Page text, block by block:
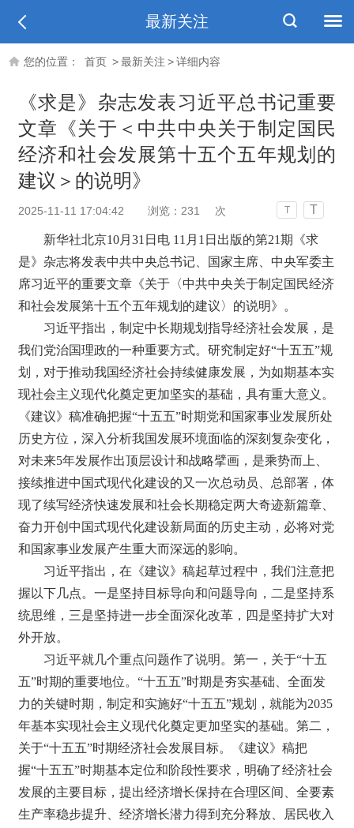
最新关注
您的位置： 首页 >最新关注 >详细内容
《求是》杂志发表习近平总书记重要
文章《关于＜中共中央关于制定国民
经济和社会发展第十五个五年规划的
建议＞的说明》
2025-11-11 17:04:42 浏览： 231 次 T T
新华社北京10月31日电 11月1日出版的第21期《求
是》杂志将发表中共中央总书记、国家主席、中央军委主
席习近平的重要文章《关于〈中共中央关于制定国民经济
和社会发展第十五个五年规划的建议〉的说明》。
习近平指出，制定中长期规划指导经济社会发展，是
我们党治国理政的一种重要方式。研究制定好“十五五”规
划，对于推动我国经济社会持续健康发展，为如期基本实
现社会主义现代化奠定更加坚实的基础，具有重大意义。
《建议》稿准确把握“十五五”时期党和国家事业发展所处
历史方位，深入分析我国发展环境面临的深刻复杂变化，
对未来5年发展作出顶层设计和战略擘画，是乘势而上、
接续推进中国式现代化建设的又一次总动员、总部署，体
现了续写经济快速发展和社会长期稳定两大奇迹新篇章、
奋力开创中国式现代化建设新局面的历史主动，必将对党
和国家事业发展产生重大而深远的影响。
习近平指出，在《建议》稿起草过程中，我们注意把
握以下几点。一是坚持目标导向和问题导向，二是坚持系
统思维，三是坚持进一步全面深化改革，四是坚持扩大对
外开放。
习近平就几个重点问题作了说明。第一，关于“十五
五”时期的重要地位。“十五五”时期是夯实基础、全面发
力的关键时期，制定和实施好“十五五”规划，就能为2035
年基本实现社会主义现代化奠定更加坚实的基础。第二，
关于“十五五”时期经济社会发展目标。《建议》稿把
握“十五五”时期基本定位和阶段性要求，明确了经济社会
发展的主要目标，提出经济增长保持在合理区间、全要素
生产率稳步提升、经济增长潜力得到充分释放、居民收入